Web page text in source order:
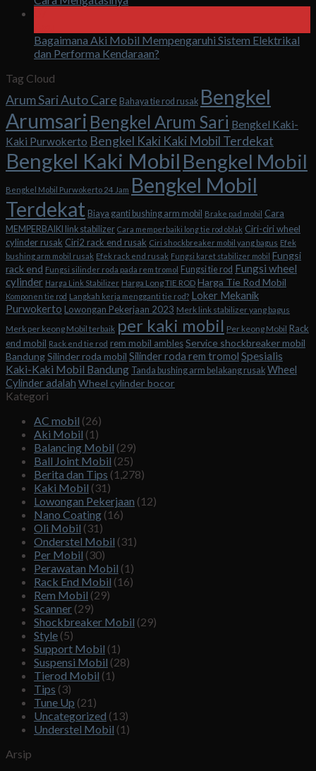
Bagaimana Aki Mobil Mempengaruhi Sistem Elektrikal
dan Performa Kendaraan?
Tag Cloud
Arum Sari Auto Care Bahaya tie rod rusak Bengkel
Arumsari Bengkel Arum Sari Bengkel Kaki-
Kaki Purwokerto Bengkel Kaki Kaki Mobil Terdekat
Bengkel Kaki Mobil Bengkel Mobil
Bengkel Mobil Purwokerto 24 Jam Bengkel Mobil
Terdekat Biaya ganti bushing arm mobil Brake pad mobil
Cara
MEMPERBAIKI link stabilizer Cara memperbaiki long tie rod oblak Ciri-ciri wheel
cylinder rusak Ciri2 rack end rusak Ciri shockbreaker mobil yang bagus Efek
bushing arm mobil rusak Efek rack end rusak Fungsi karet stabilizer mobil Fungsi
rack end Fungsi silinder roda pada rem tromol Fungsi tie rod Fungsi wheel
cylinder Harga Link Stabilizer Harga Long TIE ROD Harga Tie Rod Mobil
Komponen tie rod Langkah kerja mengganti tie rod? Loker Mekanik
Purwokerto Lowongan Pekerjaan 2023 Merk link stabilizer yang bagus
Merk per keong Mobil terbaik per kaki mobil Per keong Mobil Rack
end mobil Rack end tie rod rem mobil amblesService shockbreaker mobil
BandungSilinder roda mobil Silinder roda rem tromol Spesialis
Kaki-Kaki Mobil Bandung Tanda bushing arm belakang rusak Wheel
Cylinder adalah Wheel cylinder bocor
Kategori
AC mobil (26)
Aki Mobil (1)
Balancing Mobil (29)
Ball Joint Mobil (25)
Berita dan Tips (1,278)
Kaki Mobil (31)
Lowongan Pekerjaan (12)
Nano Coating (16)
Oli Mobil (31)
Onderstel Mobil (31)
Per Mobil (30)
Perawatan Mobil (1)
Rack End Mobil (16)
Rem Mobil (29)
Scanner (29)
Shockbreaker Mobil (29)
Style (5)
Support Mobil (1)
Suspensi Mobil (28)
Tierod Mobil (1)
Tips (3)
Tune Up (21)
Uncategorized (13)
Understel Mobil (1)
Arsip